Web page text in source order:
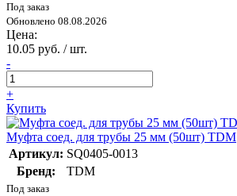
Под заказ
Обновлено 08.08.2026
Цена:
10.05 руб. / шт.
-
+
Купить
Муфта соед. для трубы 25 мм (50шт) TDM
Артикул: SQ0405-0013
Бренд:
TDM
Под заказ